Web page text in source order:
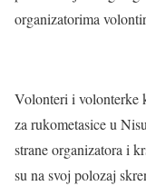
organizatorima
Volonteri i volonterke
za rukometasice u
strane organizatora i
su na svoj polozaj